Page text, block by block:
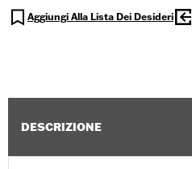
Aggiungi Alla Lista Dei Desideri
DESCRIZIONE